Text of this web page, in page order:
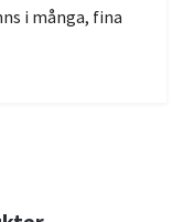
i många, fina